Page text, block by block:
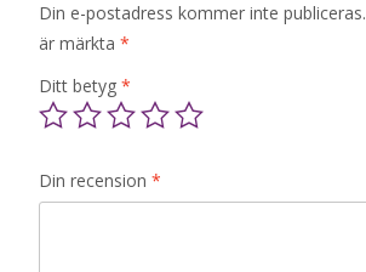
Din e-postadress kommer inte publiceras.
är märkta *
Ditt betyg *
Din recension *